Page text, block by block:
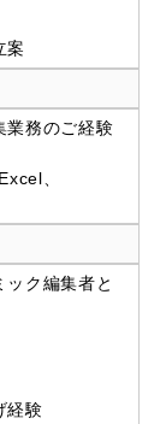
案
業務のご経験
、
ック編集者と
経験